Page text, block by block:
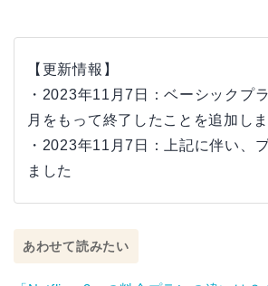
「Netflix」の問い合わせ方法
ライブチャットで問い合わせる
電話で問い合わせる
「Netflix」に無料体験はある？
「Netflix」への問い合わせは電
【更新情報】
・2023年11月7日：ベーシックプ
月をもって終了したことを追加し
・2023年11月7日：上記に伴い、
ました
あわせて読みたい